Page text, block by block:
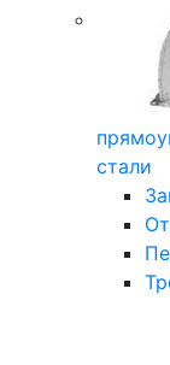
стали